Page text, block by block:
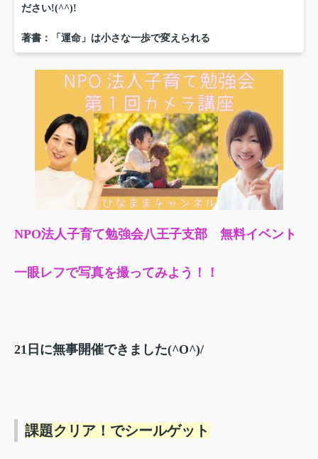
ださい!(^^)!
著書：「運命」は小さな一歩で変えられる
NPO法人子育て勉強会八王子支部 無料イベント
一眼レフで写真を撮ってみよう！！
21日に無事開催できました(^O^)/
課題クリア！でシールゲット